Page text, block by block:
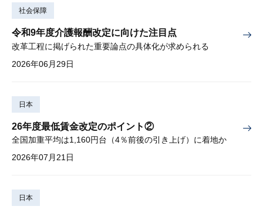
社会保障
令和9年度介護報酬改定に向けた注目点
改革工程に掲げられた重要論点の具体化が求められる
2026年06月29日
日本
26年度最低賃金改定のポイント②
全国加重平均は1,160円台（4％前後の引き上げ）に着地か
2026年07月21日
日本